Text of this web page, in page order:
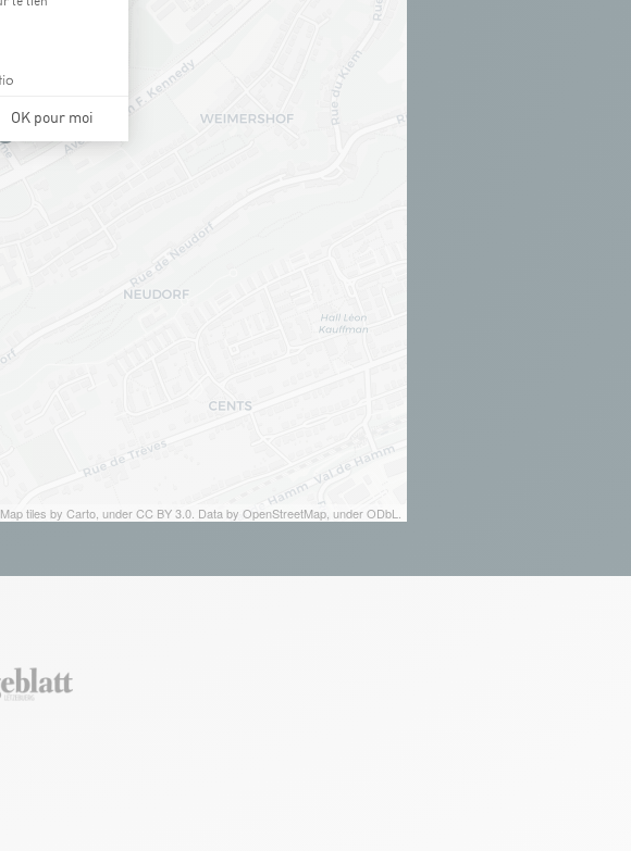
Map tiles by Carto, under CC BY 3.0. Data by OpenStreetMap, under ODbL.